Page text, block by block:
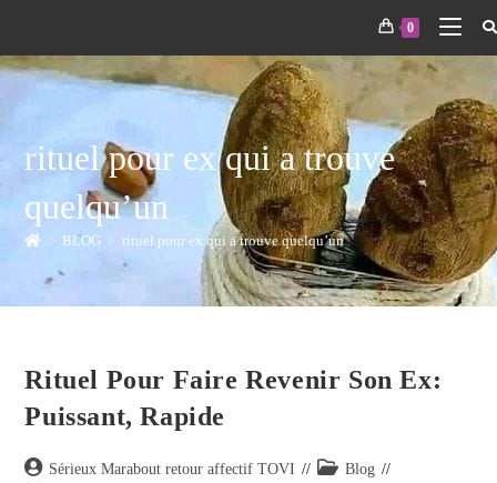
0
rituel pour ex qui a trouve
quelqu’un
> BLOG > rituel pour ex qui a trouve quelqu’un
Rituel Pour Faire Revenir Son Ex:
Puissant, Rapide
Sérieux Marabout retour affectif TOVI
Blog